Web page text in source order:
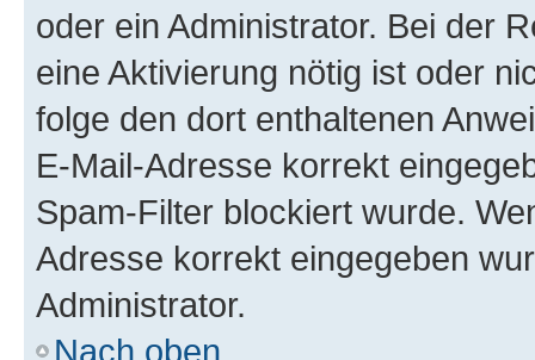
oder ein Administrator. Bei der
eine Aktivierung nötig ist oder
folge den dort enthaltenen
E-Mail-Adresse korrekt
Spam-Filter blockiert wurde.
Adresse korrekt eingegeben
Administrator.
Nach oben